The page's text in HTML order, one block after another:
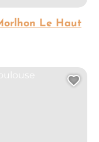
Le Haut